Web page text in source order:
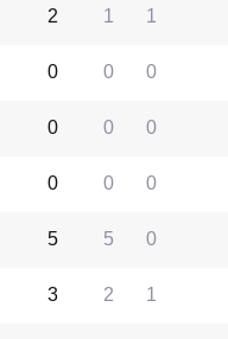
1
1
2
0
0
0
0
0
0
0
0
0
0
5
5
1
2
3